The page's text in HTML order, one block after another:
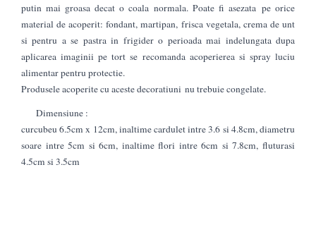
putin mai groasa decat o coala normala. Poate fi asezata pe orice
material de acoperit: fondant, martipan, frisca vegetala, crema de unt
si pentru a se pastra in frigider o perioada mai indelungata dupa
aplicarea imaginii pe tort se recomanda acoperierea si spray luciu
alimentar pentru protectie.
Produsele acoperite cu aceste decoratiuni nu trebuie congelate.
Dimensiune :
curcubeu 6.5cm x 12cm, inaltime cardulet intre 3.6 si 4.8cm, diametru
soare intre 5cm si 6cm, inaltime flori intre 6cm si 7.8cm, fluturasi
4.5cm si 3.5cm